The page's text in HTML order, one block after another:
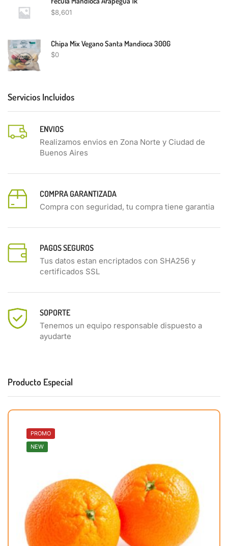
$8,601
Chipa Mix Vegano Santa Mandioca 300G
$0
Servicios Incluidos
ENVIOS
Realizamos envios en Zona Norte y Ciudad de
Buenos Aires
COMPRA GARANTIZADA
Compra con seguridad, tu compra tiene garantia
PAGOS SEGUROS
Tus datos estan encriptados con SHA256 y
certificados SSL
SOPORTE
Tenemos un equipo responsable dispuesto a
ayudarte
Producto Especial
PROMO
NEW